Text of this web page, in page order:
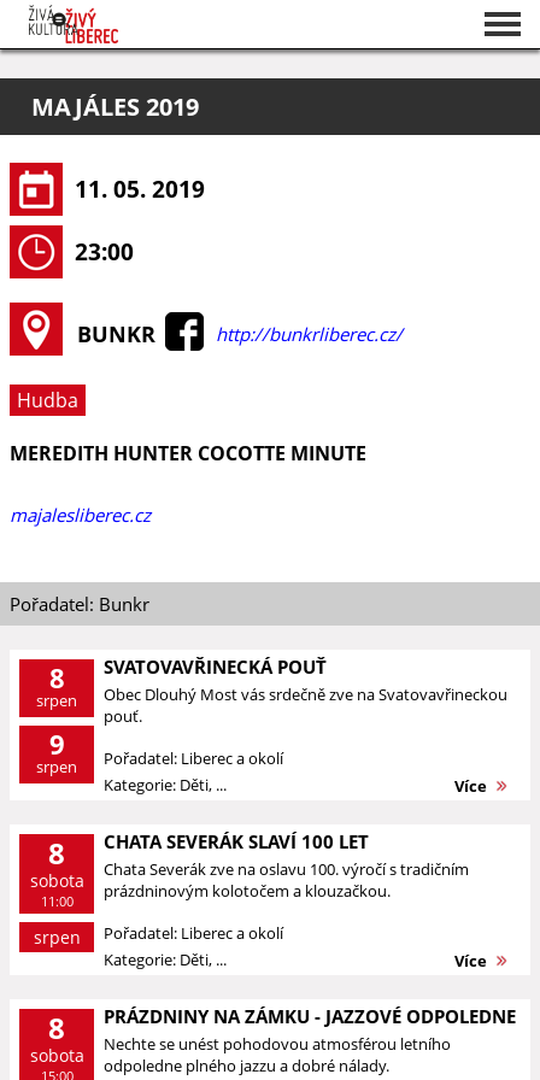
O projektu
Pořadatelé
MAJÁLES 2019
11. 05. 2019
23:00
BUNKR http://bunkrliberec.cz/
Hudba
MEREDITH HUNTER COCOTTE MINUTE
majalesliberec.cz
Pořadatel: Bunkr
8
srpen
9
srpen
SVATOVAVŘINECKÁ POUŤ
Obec Dlouhý Most vás srdečně zve na Svatovavřineckou
pouť.
Pořadatel: Liberec a okolí
Kategorie: Děti, ...
Více
8
sobota
11:00
srpen
CHATA SEVERÁK SLAVÍ 100 LET
Chata Severák zve na oslavu 100. výročí s tradičním
prázdninovým kolotočem a klouzačkou.
Pořadatel: Liberec a okolí
Kategorie: Děti, ...
Více
8
sobota
15:00
PRÁZDNINY NA ZÁMKU - JAZZOVÉ ODPOLEDNE
Nechte se unést pohodovou atmosférou letního
odpoledne plného jazzu a dobré nálady.